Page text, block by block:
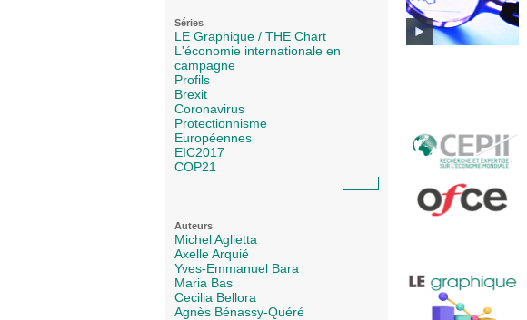
Séries
LE Graphique / THE Chart
L'économie internationale en
campagne
Profils
Brexit
Coronavirus
Protectionnisme
Européennes
EIC2017
COP21
Auteurs
Michel Aglietta
Axelle Arquié
Yves-Emmanuel Bara
Maria Bas
Cecilia Bellora
Agnès Bénassy-Quéré